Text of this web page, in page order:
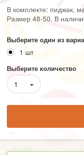
В комплекте: пиджак,
Размер 48-50. В
Выберите один из
1 шт
Выберите количество
1